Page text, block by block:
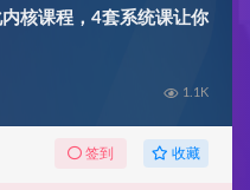
核课程，4套系统课让你
1.1K
签到 收藏